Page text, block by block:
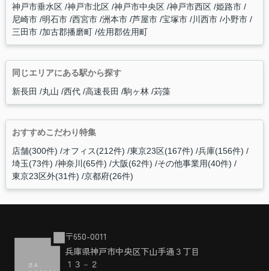
神戸市垂水区 神戸市北区 神戸市中央区 神戸市西区 姫路市
尼崎市 明石市 西宮市 洲本市 芦屋市 宝塚市 川西市 小野市
三田市 加古郡播磨町 佐用郡佐用町
同じエリアにある駅から探す
新長田
丸山 西代 高速長田 駒ヶ林 苅藻
おすすめこだわり特集
店舗(300件) オフィス(212件) 東京23区(167件) 兵庫(156件)
埼玉(73件) 神奈川(65件) 大阪(62件) その他事業用(40件)
東京23区外(31件) 京都府(26件)
〒650-0011
兵庫県神戸市中央区下山手通３丁目
１３－２